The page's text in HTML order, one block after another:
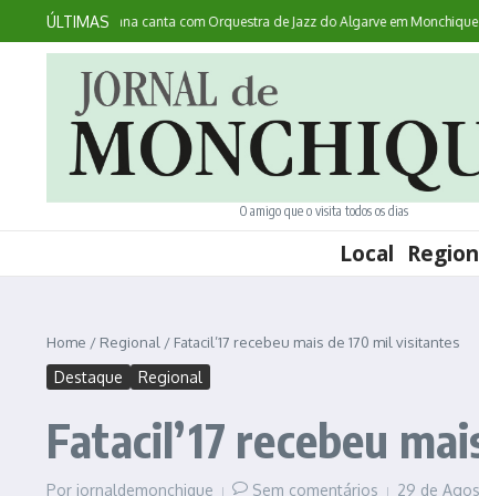
Ir para o conteúdo
ÚLTIMAS
australiana canta com Orquestra de Jazz do Algarve em Monchique
O amigo que o visita todos os dias
Local
Home / Regional / Fatacil’17 recebeu mais de 170 mil visitantes
Destaque Regional
Fatacil’17 recebeu
Por jornaldemonchique Sem comentários 29 de